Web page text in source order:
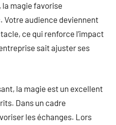
magie favorise
Votre audience deviennent
ce qui renforce l’impact
sait ajuster ses
la magie est un excellent
Dans un cadre
les échanges. Lors